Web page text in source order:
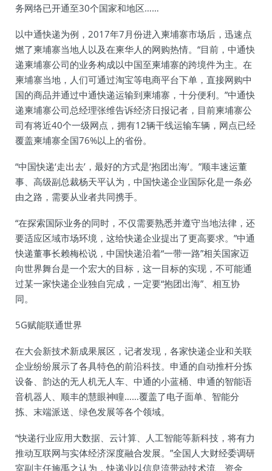
务网络已开通至30个国家和地区……
以中通快递为例，2017年7月份进入柬埔寨市场后，迅速点
燃了柬埔寨当地人以及在柬华人的网购热情。“目前，中通快
递柬埔寨公司的业务构成以中国至柬埔寨的跨境件为主。在
柬埔寨当地，人们可通过淘宝等电商平台下单，直接网购中
国的商品并通过中通快递运输到柬埔寨，十分便利。”中通快
递柬埔寨公司总经理张维告诉经济日报记者，目前柬埔寨公
司有将近40个一级网点，拥有12辆干线运输车辆，网点已经
覆盖柬埔寨全国76%以上的省份。
“中国快递‘走出去’，最好的方式是‘抱团出海’。”顺丰速运董
事、高级副总裁杨天平认为，中国快递企业国际化是一条必
由之路，需要从业者共同携手。
“在探索国际业务的同时，不仅需要熟悉并遵守当地法律，还
要适应区域市场环境，这给快递企业提出了更高要求。”中通
快递董事长赖梅松说，中国快递沿着“一带一路”相关国家迈
向世界舞台是一个宏大的目标，这一目标的实现，不可能通
过某一家快递企业独自完成，一定要“抱团出海”、相互协
同。
5G赋能联通世界
在大会新技术新成果展区，记者发现，各家快递企业和关联
企业纷纷展示了各具特色的前沿科技。申通的自动推杆分拣
设备、韵达的无人机无人车、中通的小蓝桶、申通的智能语
音机器人、顺丰的慧眼神瞳……覆盖了电子面单、智能分
拣、末端派送、绿色发展等各个领域。
“快递行业应用大数据、云计算、人工智能等新科技，将有力
推动互联网与实体经济深度融合发展。”全国人大财经委调研
室副主任施禹之认为，快递业以信息流带动技术流、资金